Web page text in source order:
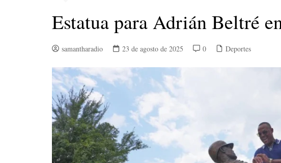
Estatua para Adrián Beltré
samantharadio 23 de agosto de 2025 0 Deportes